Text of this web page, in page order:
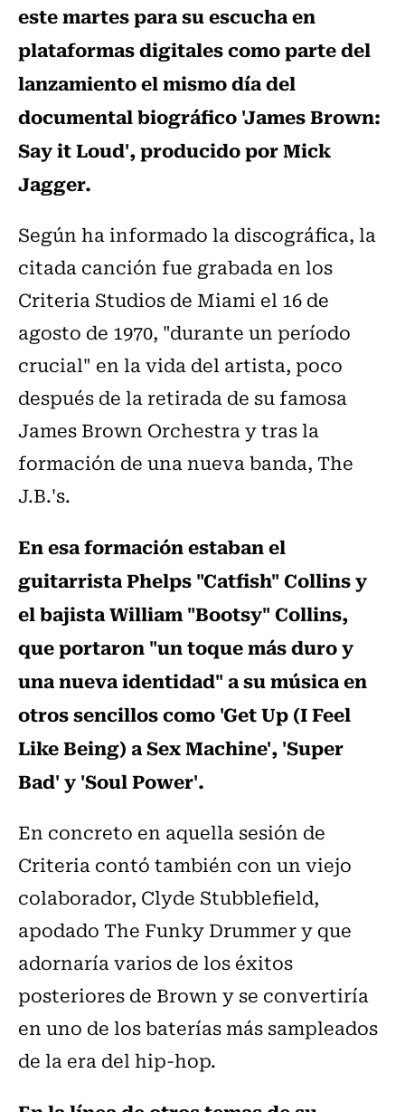
este martes para su escucha en
plataformas digitales como parte del
lanzamiento el mismo día del
documental biográfico 'James Brown:
Say it Loud', producido por Mick
Jagger.
Según ha informado la discográfica, la
citada canción fue grabada en los
Criteria Studios de Miami el 16 de
agosto de 1970, "durante un período
crucial" en la vida del artista, poco
después de la retirada de su famosa
James Brown Orchestra y tras la
formación de una nueva banda, The
J.B.'s.
En esa formación estaban el
guitarrista Phelps "Catfish" Collins y
el bajista William "Bootsy" Collins,
que portaron "un toque más duro y
una nueva identidad" a su música en
otros sencillos como 'Get Up (I Feel
Like Being) a Sex Machine', 'Super
Bad' y 'Soul Power'.
En concreto en aquella sesión de
Criteria contó también con un viejo
colaborador, Clyde Stubblefield,
apodado The Funky Drummer y que
adornaría varios de los éxitos
posteriores de Brown y se convertiría
en uno de los baterías más sampleados
de la era del hip-hop.